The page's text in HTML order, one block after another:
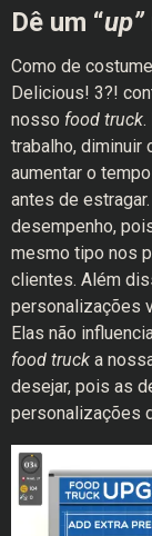
Dê um “up”
Como de
Delicious! 3?!
nosso food truck
trabalho, diminuir
aumentar o
antes de
desempenho,
mesmo tipo nos
clientes. Além
personalizações
Elas não
food truck a
desejar, pois as
personalizações